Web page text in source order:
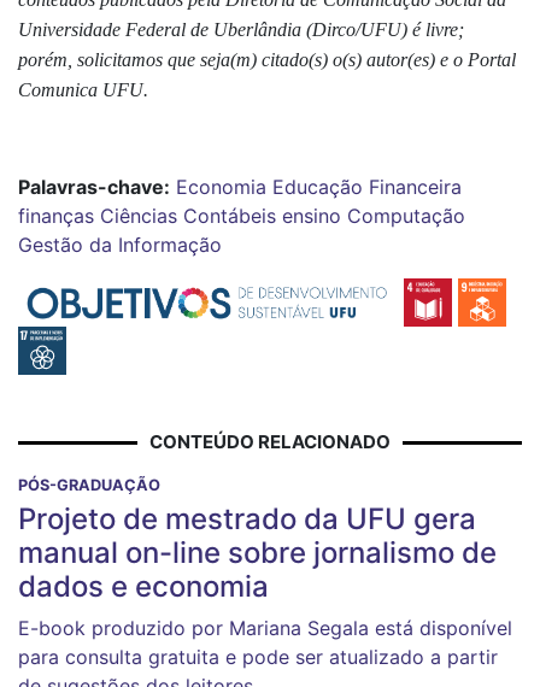
Universidade Federal de Uberlândia (Dirco/UFU) é livre;
porém, solicitamos que seja(m) citado(s) o(s) autor(es) e o Portal
Comunica UFU.
Palavras-chave: Economia Educação Financeira
finanças Ciências Contábeis ensino Computação
Gestão da Informação
CONTEÚDO RELACIONADO
PÓS-GRADUAÇÃO
Projeto de mestrado da UFU gera
manual on-line sobre jornalismo de
dados e economia
E-book produzido por Mariana Segala está disponível
para consulta gratuita e pode ser atualizado a partir